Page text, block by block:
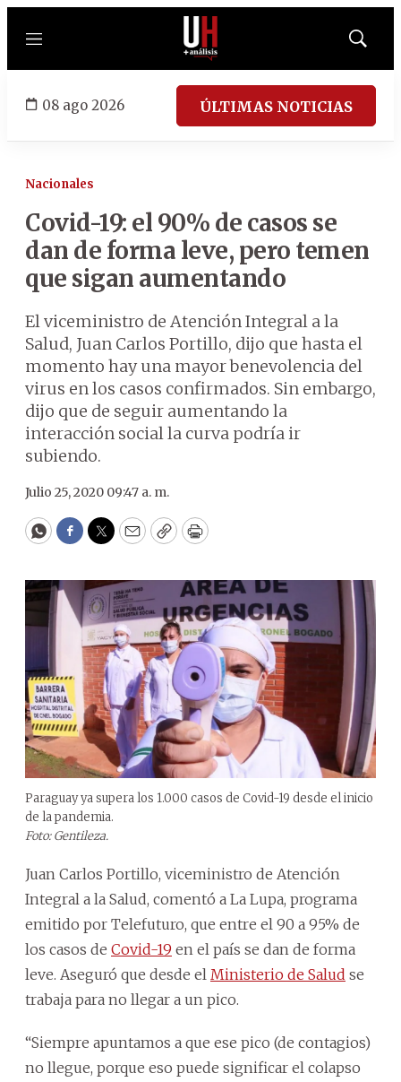
Menú
Mostrar
08 ago 2026 ÚLTIMAS NOTICIAS
Nacionales
Covid-19: el 90% de casos se
dan de forma leve, pero temen
que sigan aumentando
El viceministro de Atención Integral a la
Salud, Juan Carlos Portillo, dijo que hasta el
momento hay una mayor benevolencia del
virus en los casos confirmados. Sin embargo,
dijo que de seguir aumentando la
interacción social la curva podría ir
subiendo.
Julio 25, 2020 09:47 a. m.
WhatsApp
Facebook
Twitter
EmailCopyPrint
Paraguay ya supera los 1.000 casos de Covid-19 desde el inicio
de la pandemia.
Foto: Gentileza.
Juan Carlos Portillo, viceministro de Atención
Integral a la Salud, comentó a La Lupa, programa
emitido por Telefuturo, que entre el 90 a 95% de
los casos de Covid-19 en el país se dan de forma
leve. Aseguró que desde el Ministerio de Salud se
trabaja para no llegar a un pico.
“Siempre apuntamos a que ese pico (de contagios)
no llegue, porque eso puede significar el colapso